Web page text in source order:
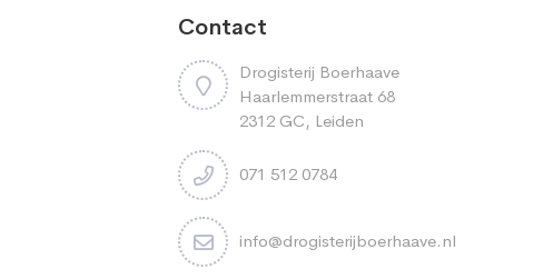
Contact
Drogisterij Boerhaave
Haarlemmerstraat 68
2312 GC, Leiden
071 512 0784
info@drogisterijboerhaave.nl